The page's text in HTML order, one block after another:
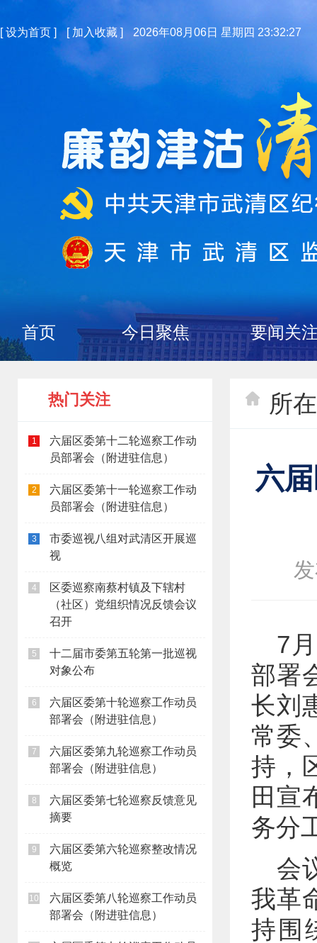
[设为首页 ] [ 加入收藏 ] 2026年08月06日 星期四 23:32:28
首页 今日聚焦 要闻关
热门关注
1
六届区委第十二轮巡察工作动
员部署会（附进驻信息）
2
六届区委第十一轮巡察工作动
员部署会（附进驻信息）
3
市委巡视八组对武清区开展巡
视
4
区委巡察南蔡村镇及下辖村
（社区）党组织情况反馈会议
召开
5
十二届市委第五轮第一批巡视
对象公布
6
六届区委第十轮巡察工作动员
部署会（附进驻信息）
7
六届区委第九轮巡察工作动员
部署会（附进驻信息）
8
六届区委第七轮巡察反馈意见
摘要
9
六届区委第六轮巡察整改情况
概览
10
六届区委第八轮巡察工作动员
部署会（附进驻信息）
所
六
7
部署
长刘
常委
持，
田宣
务分
会
我革
持围